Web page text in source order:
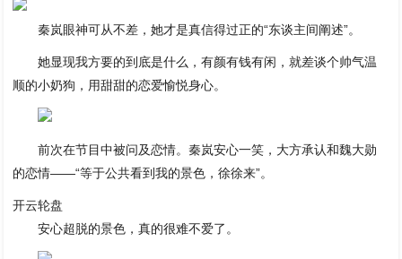
秦岚眼神可从不差，她才是真信得过正的“东谈主间阐述”。
她显现我方要的到底是什么，有颜有钱有闲，就差谈个帅气温
顺的小奶狗，用甜甜的恋爱愉悦身心。
前次在节目中被问及恋情。秦岚安心一笑，大方承认和魏大勋
的恋情——“等于公共看到我的景色，徐徐来”。
开云轮盘
安心超脱的景色，真的很难不爱了。